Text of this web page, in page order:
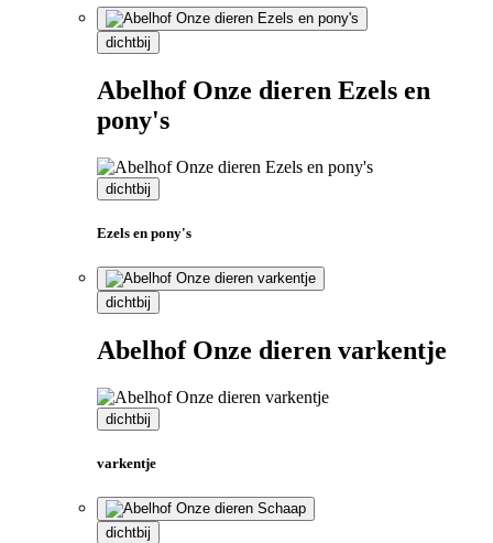
dichtbij
Abelhof Onze dieren Ezels en
pony's
dichtbij
Ezels en pony's
dichtbij
Abelhof Onze dieren varkentje
dichtbij
varkentje
dichtbij